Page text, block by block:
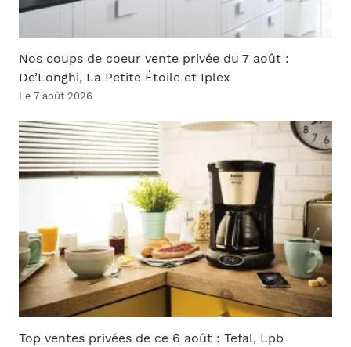
Nos coups de coeur vente privée du 7 août :
De’Longhi, La Petite Étoile et Iplex
Le 7 août 2026
Top ventes privées de ce 6 août : Tefal, Lpb